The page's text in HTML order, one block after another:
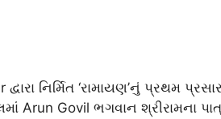
દ્વારા નિર્મિત ‘રામાયણ’નું પ્રથમ
Arun Govil ભગવાન શ્રીરામના